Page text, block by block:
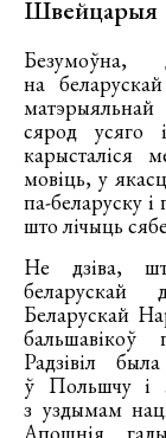
Швейцарыя
Безумоўна,
на
сярод усяго
карысталіся
мовіць, у
па-беларуску
што лічыць
Не дзіва,
беларускай
Беларускай
Радзівіл
ў Польшчу і
з уздымам
Апошнія